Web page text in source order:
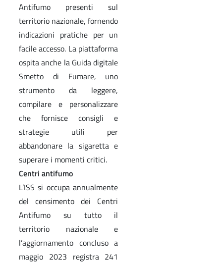
Antifumo presenti sul
territorio nazionale, fornendo
indicazioni pratiche per un
facile accesso. La piattaforma
ospita anche la Guida digitale
Smetto di Fumare, uno
strumento da leggere,
compilare e personalizzare
che fornisce consigli e
strategie utili per
abbandonare la sigaretta e
superare i momenti critici.
Centri antifumo
L’ISS si occupa annualmente
del censimento dei Centri
Antifumo su tutto il
territorio nazionale e
l’aggiornamento concluso a
maggio 2023 registra 241